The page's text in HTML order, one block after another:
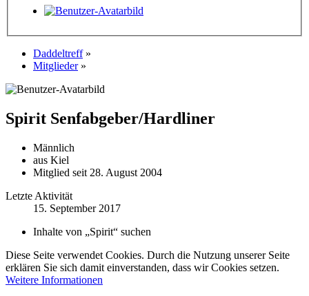
Daddeltreff »
Mitglieder »
Spirit Senfabgeber/Hardliner
Männlich
aus Kiel
Mitglied seit 28. August 2004
Letzte Aktivität
15. September 2017
Inhalte von „Spirit“ suchen
Diese Seite verwendet Cookies. Durch die Nutzung unserer Seite
erklären Sie sich damit einverstanden, dass wir Cookies setzen.
Weitere Informationen